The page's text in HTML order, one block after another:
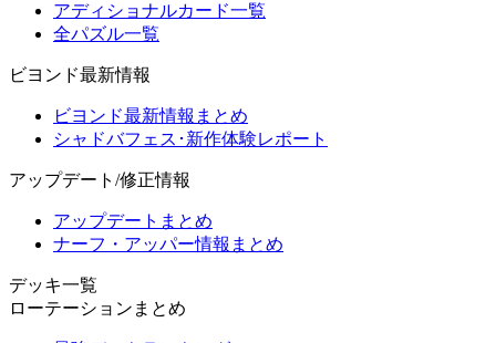
アディショナルカード一覧
全パズル一覧
ビヨンド最新情報
ビヨンド最新情報まとめ
シャドバフェス･新作体験レポート
アップデート/修正情報
アップデートまとめ
ナーフ・アッパー情報まとめ
デッキ一覧
ローテーションまとめ